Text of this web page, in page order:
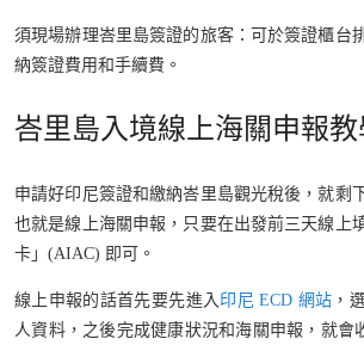
須現場辦理峇里島簽證的旅客：可於簽證櫃台
納簽證費用和手續費。
峇里島入境線上海關申報教
申請好印尼簽證和繳納峇里島觀光稅後，就剩
也就是線上海關申報，只要在出發前三天線上
卡」(AIAC) 即可。
線上申報的話首先要先進入 印尼 ECD 網站 ，
人資料，之後完成健康狀況和海關申報，就會